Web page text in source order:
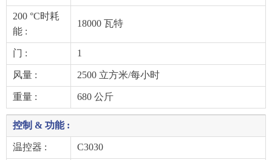
200 °C时耗
能 :
18000 瓦特
门 : 1
风量 : 2500 立方米/每小时
重量 : 680 公斤
控制 & 功能 :
温控器 : C3030